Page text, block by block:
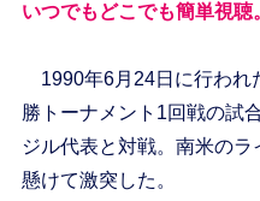
いつでもどこでも簡単視聴
1990年6月24日に行われ
勝トーナメント1回戦の試
ジル代表と対戦。南米の
懸けて激突した。